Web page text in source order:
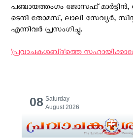
പഞ്ചായത്തംഗം ജോസഫ്
ടെനി തോമസ്, ലാലി സേവ്യർ,
എന്നിവർ പ്രസംഗിച്ചു.
'പ്രവാചകശബ്‌ദ'ത്തെ